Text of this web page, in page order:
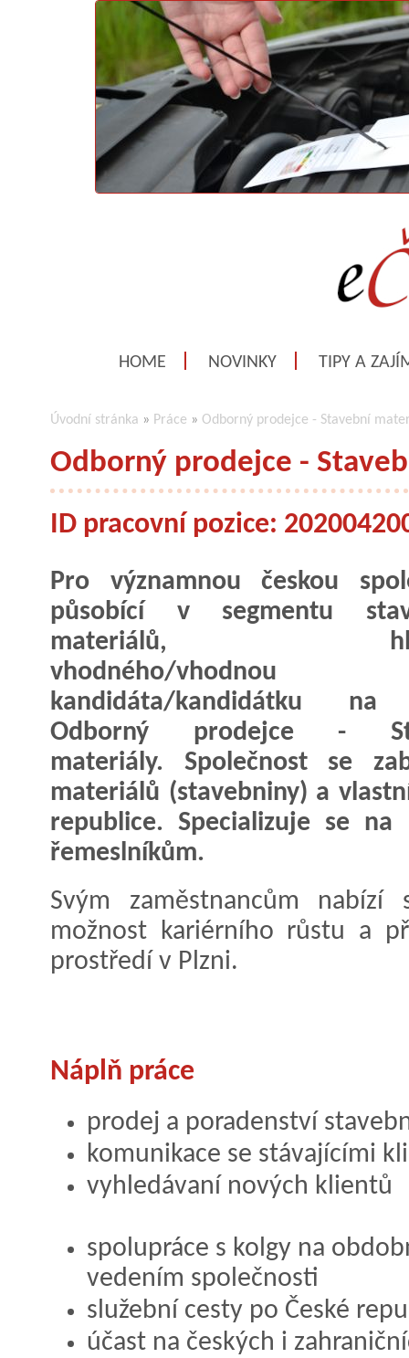
HOME NOVINKY TIPY A
Úvodní stránka » Práce » Odborný prodejce - Stavební
Odborný prodejce -
ID pracovní pozice:
Pro významnou českou
působící v segmentu
materiálů,
vhodného/vhodnou
kandidáta/kandidátku na
Odborný prodejce -
materiály. Společnost se
materiálů (stavebniny) a
republice. Specializuje se
řemeslníkům.
Svým zaměstnancům nabízí
možnost kariérního růstu a
prostředí v Plzni.
Náplň práce
prodej a poradenství
komunikace se stávajícími
vyhledávaní nových klientů
spolupráce s kolgy na
vedením společnosti
služební cesty po České
účast na českých i